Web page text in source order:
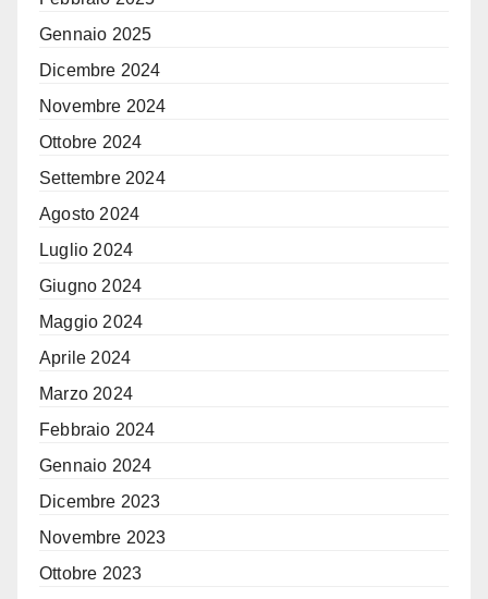
Gennaio 2025
Dicembre 2024
Novembre 2024
Ottobre 2024
Settembre 2024
Agosto 2024
Luglio 2024
Giugno 2024
Maggio 2024
Aprile 2024
Marzo 2024
Febbraio 2024
Gennaio 2024
Dicembre 2023
Novembre 2023
Ottobre 2023